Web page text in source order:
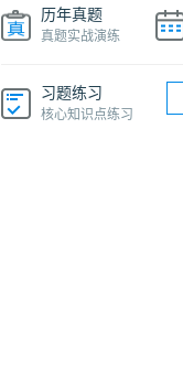
历年真题
真题实战演练
习题练习
核心知识点练习